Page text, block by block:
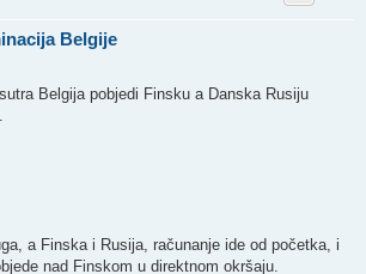
Belgije
Belgija pobjedi Finsku a Danska Rusiju
a Finska i Rusija, računanje ide od početka, i
nad Finskom u direktnom okršaju.